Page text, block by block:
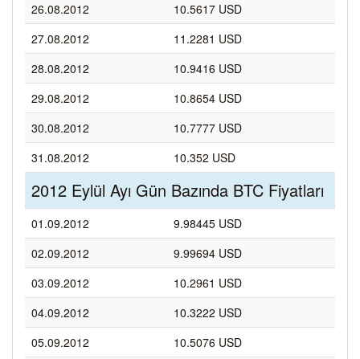
26.08.2012
10.5617 USD
27.08.2012
11.2281 USD
28.08.2012
10.9416 USD
29.08.2012
10.8654 USD
30.08.2012
10.7777 USD
31.08.2012
10.352 USD
2012 Eylül Ayı Gün Bazında BTC Fiyatları
01.09.2012
9.98445 USD
02.09.2012
9.99694 USD
03.09.2012
10.2961 USD
04.09.2012
10.3222 USD
05.09.2012
10.5076 USD